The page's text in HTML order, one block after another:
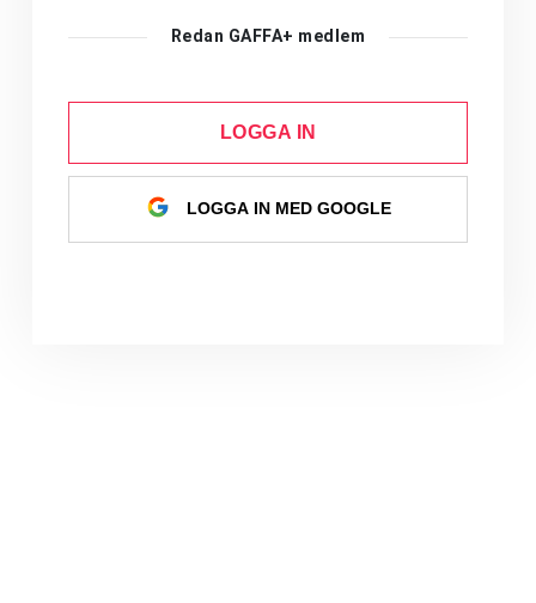
Redan GAFFA+ medlem
LOGGA IN
LOGGA IN MED GOOGLE